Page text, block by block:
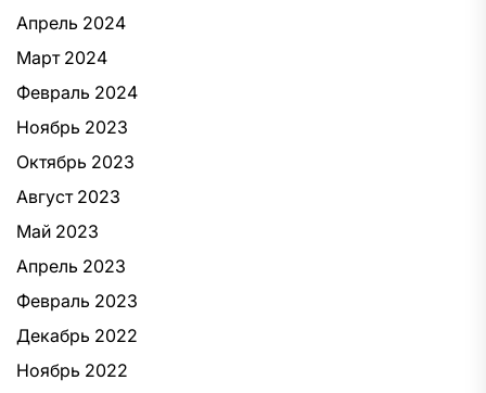
Апрель 2024
Март 2024
Февраль 2024
Ноябрь 2023
Октябрь 2023
Август 2023
Май 2023
Апрель 2023
Февраль 2023
Декабрь 2022
Ноябрь 2022